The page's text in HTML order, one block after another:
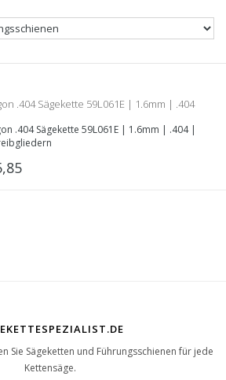
.404 Sägekette 59L061E | 1.6mm | .404
.404 Sägekette 59L061E | 1.6mm | .404 |
Sie Sägeketten und Führungsschienen für jede
Kettensäge.